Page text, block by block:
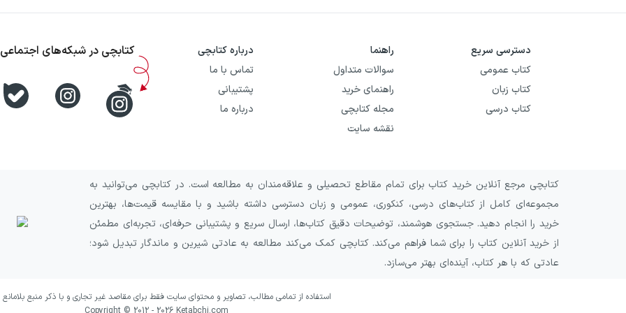
دسترسی سریع
کتاب عمومی
کتاب زبان
کتاب درسی
راهنما
سوالات متداول
راهنمای خرید
مجله کتابچی
نقشه سایت
درباره کتابچی
تماس با ما
پشتیبانی
درباره ما
کتابچی در شبکه‌های اجتماعی
کتابچی مرجع آنلاین خرید کتاب برای تمام مقاطع تحصیلی و علاقه‌مندان به مطالعه است. در کتابچی می‌توانید به
مجموعه‌ای کامل از کتاب‌های درسی، کنکوری، عمومی و زبان دسترسی داشته باشید و با مقایسه قیمت‌ها، بهترین
خرید را انجام دهید. جستجوی هوشمند، توضیحات دقیق کتاب‌ها، ارسال سریع و پشتیبانی حرفه‌ای، تجربه‌ای مطمئن
از خرید آنلاین کتاب را برای شما فراهم می‌کند. کتابچی کمک می‌کند مطالعه به عادتی شیرین و ماندگار تبدیل شود؛
عادتی که با هر کتاب، آینده‌ای بهتر می‌سازد.
استفاده از تمامی مطالب، تصاویر و محتوای سایت فقط برای مقاصد غیر تجاری و با ذکر منبع